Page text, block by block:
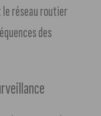
le réseau routier
des